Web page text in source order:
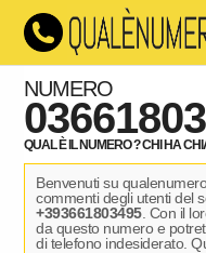
NUMERO
QUAL È IL NUMERO ? CHI HA
Benvenuti su
commenti degli utenti del
+393661803495. Con il
da questo numero e
di telefono indesiderato.